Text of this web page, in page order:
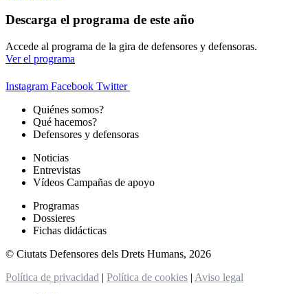
Descarga el programa de este año
Accede al programa de la gira de defensores y defensoras.
Ver el programa
Instagram Facebook Twitter
Quiénes somos?
Qué hacemos?
Defensores y defensoras
Noticias
Entrevistas
Vídeos Campañas de apoyo
Programas
Dossieres
Fichas didácticas
© Ciutats Defensores dels Drets Humans, 2026
Política de privacidad | Política de cookies | Aviso legal